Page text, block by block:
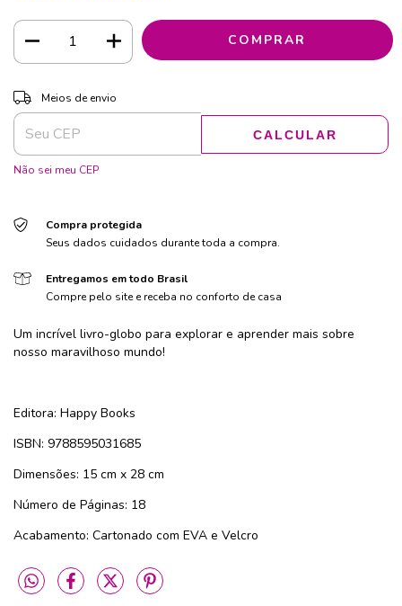
Entregas para o CEP:
Meios de envio
CALCULAR
Não sei meu CEP
Compra protegida
Seus dados cuidados durante toda a compra.
Entregamos em todo Brasil
Compre pelo site e receba no conforto de casa
Um incrível livro-globo para explorar e aprender mais sobre
nosso maravilhoso mundo!
Editora: Happy Books
ISBN: 9788595031685
Dimensões: 15 cm x 28 cm
Número de Páginas: 18
Acabamento: Cartonado com EVA e Velcro